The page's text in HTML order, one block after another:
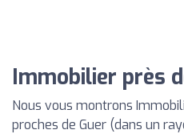
Immobilier près
Nous vous montrons
proches de Guer (dans un